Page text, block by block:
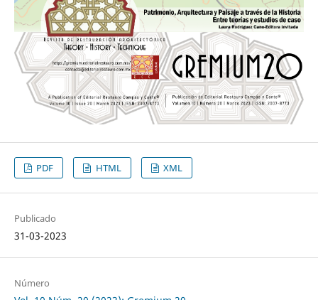
PDF HTML XML
Publicado
31-03-2023
Número